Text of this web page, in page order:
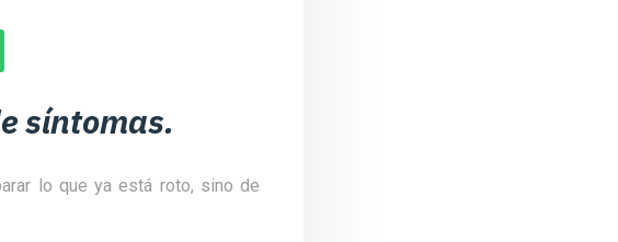
síntomas.
lo que ya está roto, sino de